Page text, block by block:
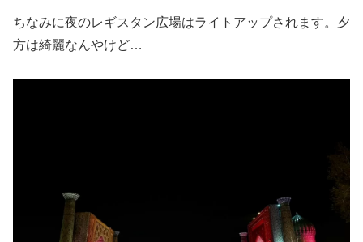
ちなみに夜のレギスタン広場はライトアップされます。夕
方は綺麗なんやけど…